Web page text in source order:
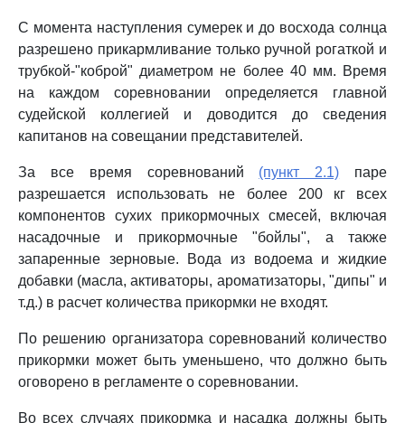
С момента наступления сумерек и до восхода солнца
разрешено прикармливание только ручной рогаткой и
трубкой-"коброй" диаметром не более 40 мм. Время
на каждом соревновании определяется главной
судейской коллегией и доводится до сведения
капитанов на совещании представителей.
За все время соревнований (пункт 2.1) паре
разрешается использовать не более 200 кг всех
компонентов сухих прикормочных смесей, включая
насадочные и прикормочные "бойлы", а также
запаренные зерновые. Вода из водоема и жидкие
добавки (масла, активаторы, ароматизаторы, "дипы" и
т.д.) в расчет количества прикормки не входят.
По решению организатора соревнований количество
прикормки может быть уменьшено, что должно быть
оговорено в регламенте о соревновании.
Во всех случаях прикормка и насадка должны быть